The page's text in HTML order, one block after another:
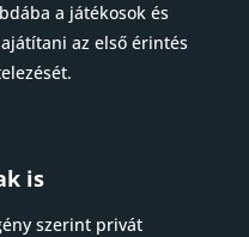
a játékosok és
az első érintés
is
szerint privát